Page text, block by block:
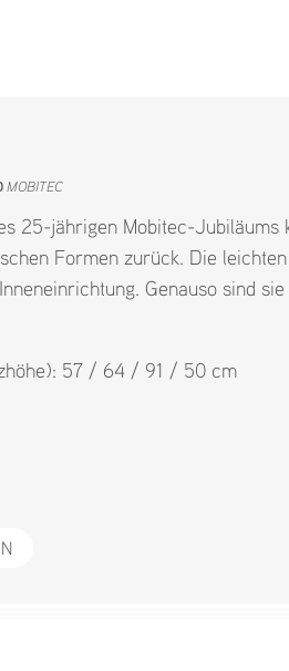
MOBITEC
25-jährigen Mobitec-Jubiläums
Formen zurück. Die
Genauso sind
57 / 64 / 91 / 50 cm